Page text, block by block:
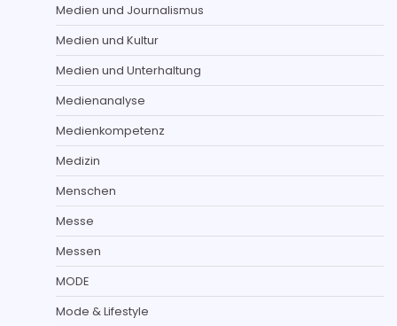
Medien und Journalismus
Medien und Kultur
Medien und Unterhaltung
Medienanalyse
Medienkompetenz
Medizin
Menschen
Messe
Messen
MODE
Mode & Lifestyle